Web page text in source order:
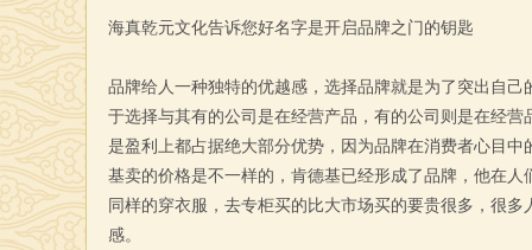
海真乾元文化告诉您好名字是开启品牌之门的钥匙
品牌给人一种独特的优越感，选择品牌就是为了突出自
于选择与其有的公司是在经营产品，有的公司则是在经
是盈利上都占据绝大部分优势，因为品牌在消费者心目
基卖的价格是不一样的，肯德基已经形成了品牌，他在
同样的穿衣服，去专柜买的比大市场买的要贵很多，很
感。